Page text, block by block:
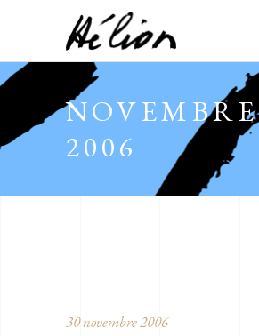
NOVEMBRE
2006
30 novembre 2006